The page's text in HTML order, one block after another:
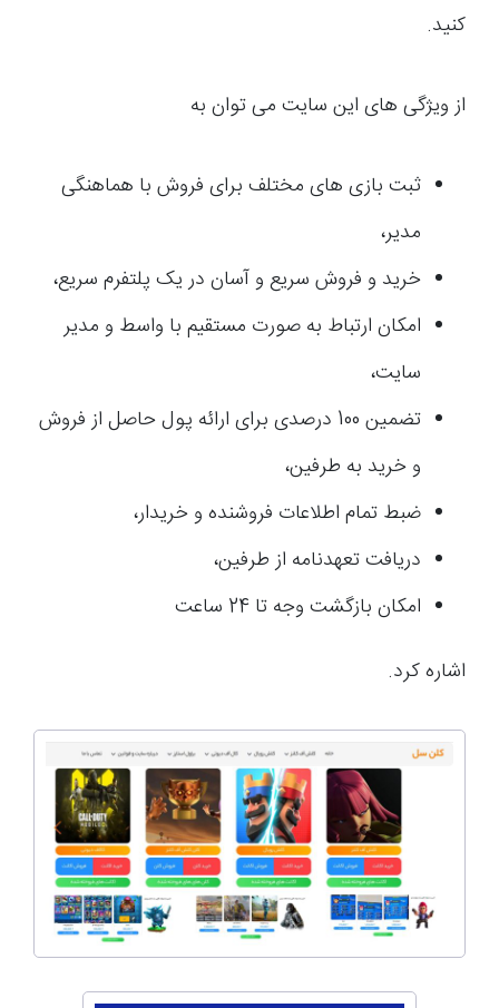
کنید.
از ویژگی های این سایت می توان به
ثبت بازی های مختلف برای فروش با هماهنگی
مدیر،
خرید و فروش سریع و آسان در یک پلتفرم سریع،
امکان ارتباط به صورت مستقیم با واسط و مدیر
سایت،
تضمین 100 درصدی برای ارائه پول حاصل از فروش
و خرید به طرفین،
ضبط تمام اطلاعات فروشنده و خریدار،
دریافت تعهدنامه از طرفین،
امکان بازگشت وجه تا 24 ساعت
اشاره کرد.